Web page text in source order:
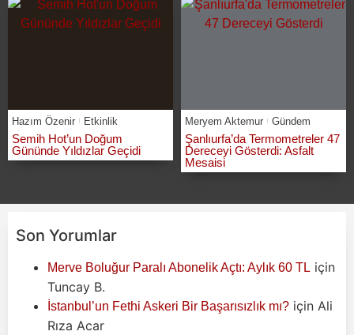
Hazım Özenir Etkinlik
Semih Hot’un Doğum
Gününde Yıldızlar Geçidi
Meryem Aktemur Gündem
Şanlıurfa’da Termometreler 47
Dereceyi Gösterdi: Asfalt
Mesaisi
Son Yorumlar
Merve Boluğur Paralı Abonelik Açtı: Aylık 60 TL için
Tuncay B.
İstanbul’un Fethi Askeri Bir Başarısızlık mı? için Ali
Rıza Acar